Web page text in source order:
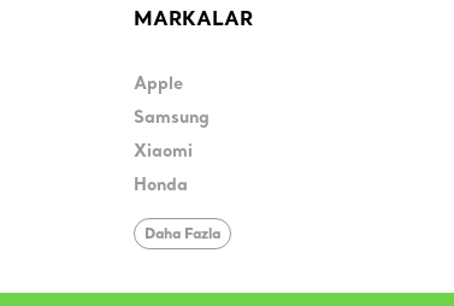
MARKALAR
Apple
Samsung
Xiaomi
Honda
Daha Fazla